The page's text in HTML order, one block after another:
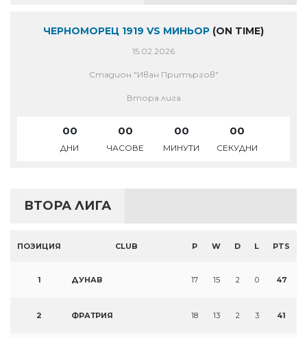
ЧЕРНОМОРЕЦ 1919 VS МИНЬОР (ON TIME)
15.02.2026
Стадион "Иван Притъргов"
Втора лига
00
ДНИ
00
ЧАСОВЕ
00
МИНУТИ
00
СЕКУДНИ
ВТОРА ЛИГА
ПОЗИЦИЯ CLUB P W D L PTS
1 ДУНАВ 17 15 2 0 47
2 ФРАТРИЯ 18 13 2 3 41